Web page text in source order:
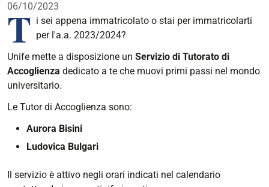
06/10/2023
T i sei appena immatricolato o stai per immatricolarti
per l'a.a. 2023/2024?
Unife mette a disposizione un Servizio di Tutorato di
Accoglienza dedicato a te che muovi primi passi nel mondo
universitario.
Le Tutor di Accoglienza sono:
Aurora Bisini
Ludovica Bulgari
Il servizio è attivo negli orari indicati nel calendario